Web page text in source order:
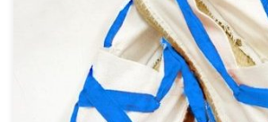
Estáis tod@s invitados!!!!!